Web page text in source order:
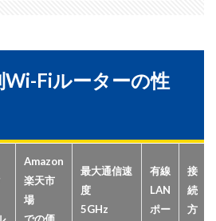
Fiルーターの性
Amazon
楽天市
場
での価
最大通信速
度
5GHz
有線
LAN
ポー
接
続
方